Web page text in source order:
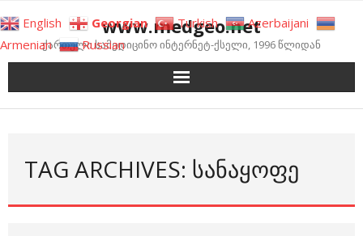
to
content
www.medgeo.net
ქართული სამედიცინო ინტერნეტ-ქსელი, 1996 წლიდან
TAG ARCHIVES: ᲡᲐᲜᲐᲧᲝᲤᲔ
English Georgian Turkish
Azerbaijani
Armenian
Russian